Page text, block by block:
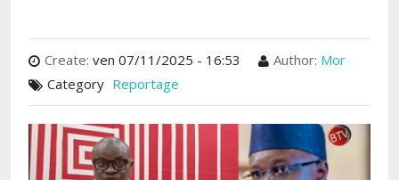
Create: ven 07/11/2025 - 16:53 Author: Mor
Category Reportage